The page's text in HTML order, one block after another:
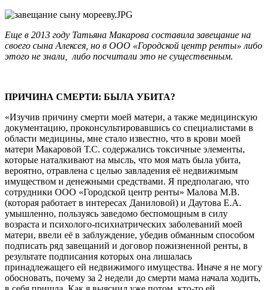
Еще в 2013 году Татьяна Макарова составила завещание на
своего сына Алексея, но в ООО «Городской центр ренты» либо
этого не знали, либо посчитали это не существенным.
ПРИЧИНА СМЕРТИ: БЫЛА УБИТА?
«Изучив причину смерти моей матери, а также медицинскую
документацию, проконсультировавшись со специалистами в
области медицины, мне стало известно, что в крови моей
матери Макаровой Т.С. содержались токсичные элементы,
которые наталкивают на мысль, что моя мать была убита,
вероятно, отравлена с целью завладения её недвижимым
имуществом и денежными средствами. Я предполагаю, что
сотрудники ООО «Городской центр ренты» Малова М.В.
(которая работает в интересах Даниловой) и Даутова Е.А.
умышленно, пользуясь заведомо беспомощным в силу
возраста и психолого-психиатрических заболеваний моей
матери, ввели её в заблуждение, убедив обманным способом
подписать ряд завещаний и договор пожизненной ренты, в
результате подписания которых она лишалась
принадлежащего ей недвижимого имущества. Иначе я не могу
обосновать, почему за 2 недели до смерти мама начала ходить,